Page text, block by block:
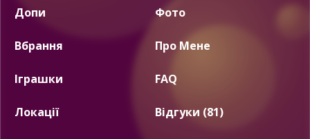
Допи Фото
Вбрання
Іграшки
Локації
Про Мене
FAQ
Відгуки (81)